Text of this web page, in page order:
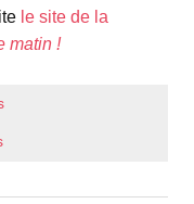
le site de la
matin !